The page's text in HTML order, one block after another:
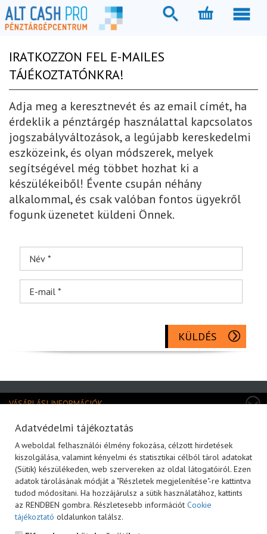
IRATKOZZON FEL E-MAILES
TÁJÉKOZTATÓNKRA!
Adja meg a keresztnevét és az email címét, ha
érdeklik a pénztárgép használattal kapcsolatos
jogszabályváltozások, a legújabb kereskedelmi
eszközeink, és olyan módszerek, melyek
segítségével még többet hozhat ki a
készülékeiből! Évente csupán néhány
alkalommal, és csak valóban fontos ügyekről
fogunk üzenetet küldeni Önnek.
KÜLDÉS
VÁSÁRLÁSI INFORMÁCIÓK
TERMÉKKATEGÓRIÁK
MÁRKÁK
KAPCSOLAT
HÍRLEVÉL FELIRATOZÁS
Adatvédelmi tájékoztatás
A weboldal felhasználói élmény fokozása, célzott hirdetések
kiszolgálása, valamint kényelmi és statisztikai célból tárol adatokat
(Sütik) készülékeden, web szervereken az oldal látogatóiról. Ezen
adatok tárolásának módját a "Részletek megjelenítése"-re kattintva
tudod módosítani. Ha hozzájárulsz a sütik használatához, kattints
az RENDBEN gombra. Részletesebb információt Cookie
tájékoztató oldalunkon találsz.